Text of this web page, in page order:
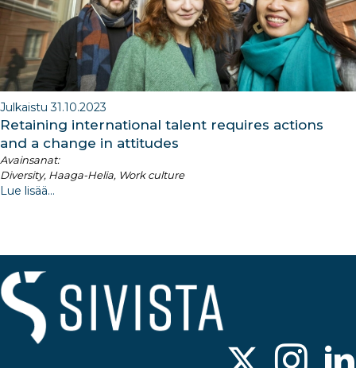
Julkaistu 31.10.2023
Retaining international talent requires actions
and a change in attitudes
Avainsanat:
Diversity, Haaga-Helia, Work culture
Lue lisää...